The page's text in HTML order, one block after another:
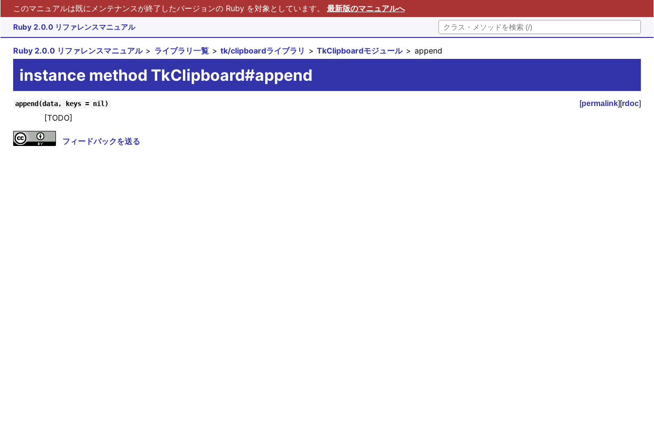
このマニュアルは既にメンテナンスが終了したバージョンの Ruby を対象としています。 最新版のマニュアルへ
Ruby 2.0.0 リファレンスマニュアル
Ruby 2.0.0 リファレンスマニュアル ライブラリ一覧 tk/clipboardライブラリ TkClipboardモジュール append
instance method TkClipboard#append
append(data, keys = nil) [permalink][rdoc]
[TODO]
フィードバックを送る